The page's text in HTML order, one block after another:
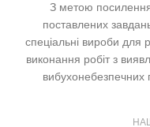
З метою
поставлених
спеціальні вироби для
виконання робіт з
вибухонебезпечних